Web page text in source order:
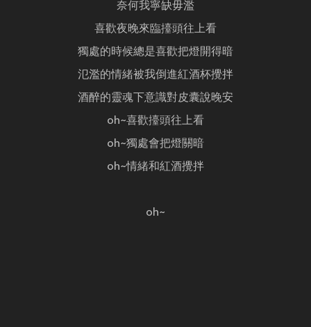
奈何我寧缺毋濫
喜歡夜晚來臨擡頭往上看
獨處的時候總是喜歡把燈開得暗
氾濫的情緒被我倒進紅酒杯攪拌
酒醉的靈魂下意識對皮囊說晚安
oh~喜歡擡頭往上看
oh~獨處會把燈關暗
oh~情緒和紅酒攪拌
oh~